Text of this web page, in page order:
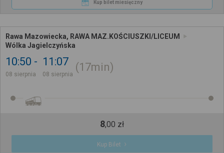
Kup bilet miesięczny
Rawa Mazowiecka, RAWA MAZ.KOŚCIUSZKI/LICEUM
Wólka Jagielczyńska
10:50
08 sierpnia
11:07
08 sierpnia
17min
8,00 zł
Kup Bilet